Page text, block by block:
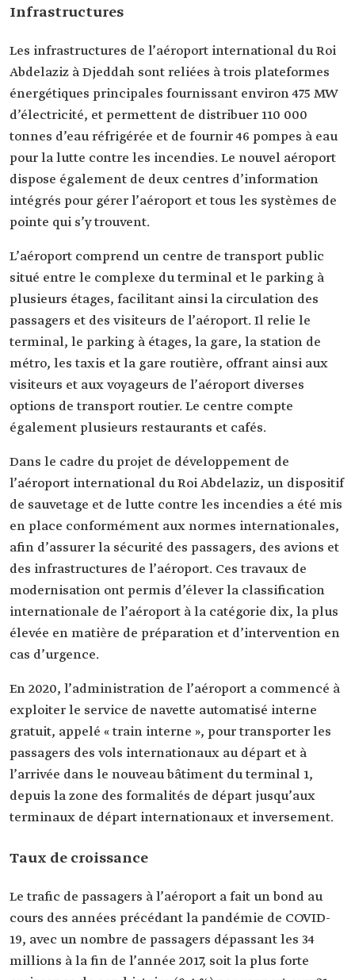
Infrastructures
Les infrastructures de l’aéroport international du Roi
Abdelaziz à Djeddah sont reliées à trois plateformes
énergétiques principales fournissant environ 475 MW
d’électricité, et permettent de distribuer 110 000
tonnes d’eau réfrigérée et de fournir 46 pompes à eau
pour la lutte contre les incendies. Le nouvel aéroport
dispose également de deux centres d’information
intégrés pour gérer l’aéroport et tous les systèmes de
pointe qui s’y trouvent.
L’aéroport comprend un centre de transport public
situé entre le complexe du terminal et le parking à
plusieurs étages, facilitant ainsi la circulation des
passagers et des visiteurs de l’aéroport. Il relie le
terminal, le parking à étages, la gare, la station de
métro, les taxis et la gare routière, offrant ainsi aux
visiteurs et aux voyageurs de l’aéroport diverses
options de transport routier. Le centre compte
également plusieurs restaurants et cafés.
Dans le cadre du projet de développement de
l’aéroport international du Roi Abdelaziz, un dispositif
de sauvetage et de lutte contre les incendies a été mis
en place conformément aux normes internationales,
afin d’assurer la sécurité des passagers, des avions et
des infrastructures de l’aéroport. Ces travaux de
modernisation ont permis d’élever la classification
internationale de l’aéroport à la catégorie dix, la plus
élevée en matière de préparation et d’intervention en
cas d’urgence.
En 2020, l’administration de l’aéroport a commencé à
exploiter le service de navette automatisé interne
gratuit, appelé « train interne », pour transporter les
passagers des vols internationaux au départ et à
l’arrivée dans le nouveau bâtiment du terminal 1,
depuis la zone des formalités de départ jusqu’aux
terminaux de départ internationaux et inversement.
Taux de croissance
Le trafic de passagers à l’aéroport a fait un bond au
cours des années précédant la pandémie de COVID-
19, avec un nombre de passagers dépassant les 34
millions à la fin de l’année 2017, soit la plus forte